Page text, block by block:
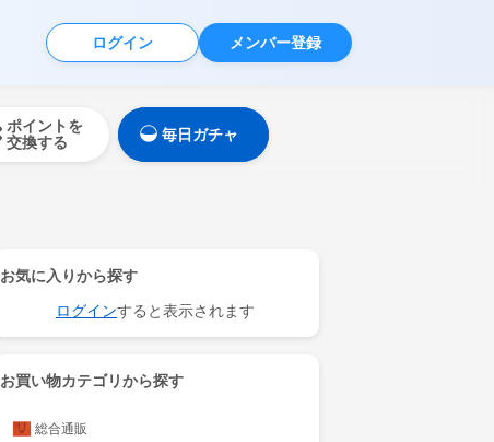
ログイン メンバー登録
ポイントを
交換する
毎日ガチャ
お気に入りから探す
ログインすると表示されます
お買い物カテゴリから探す
総合通販